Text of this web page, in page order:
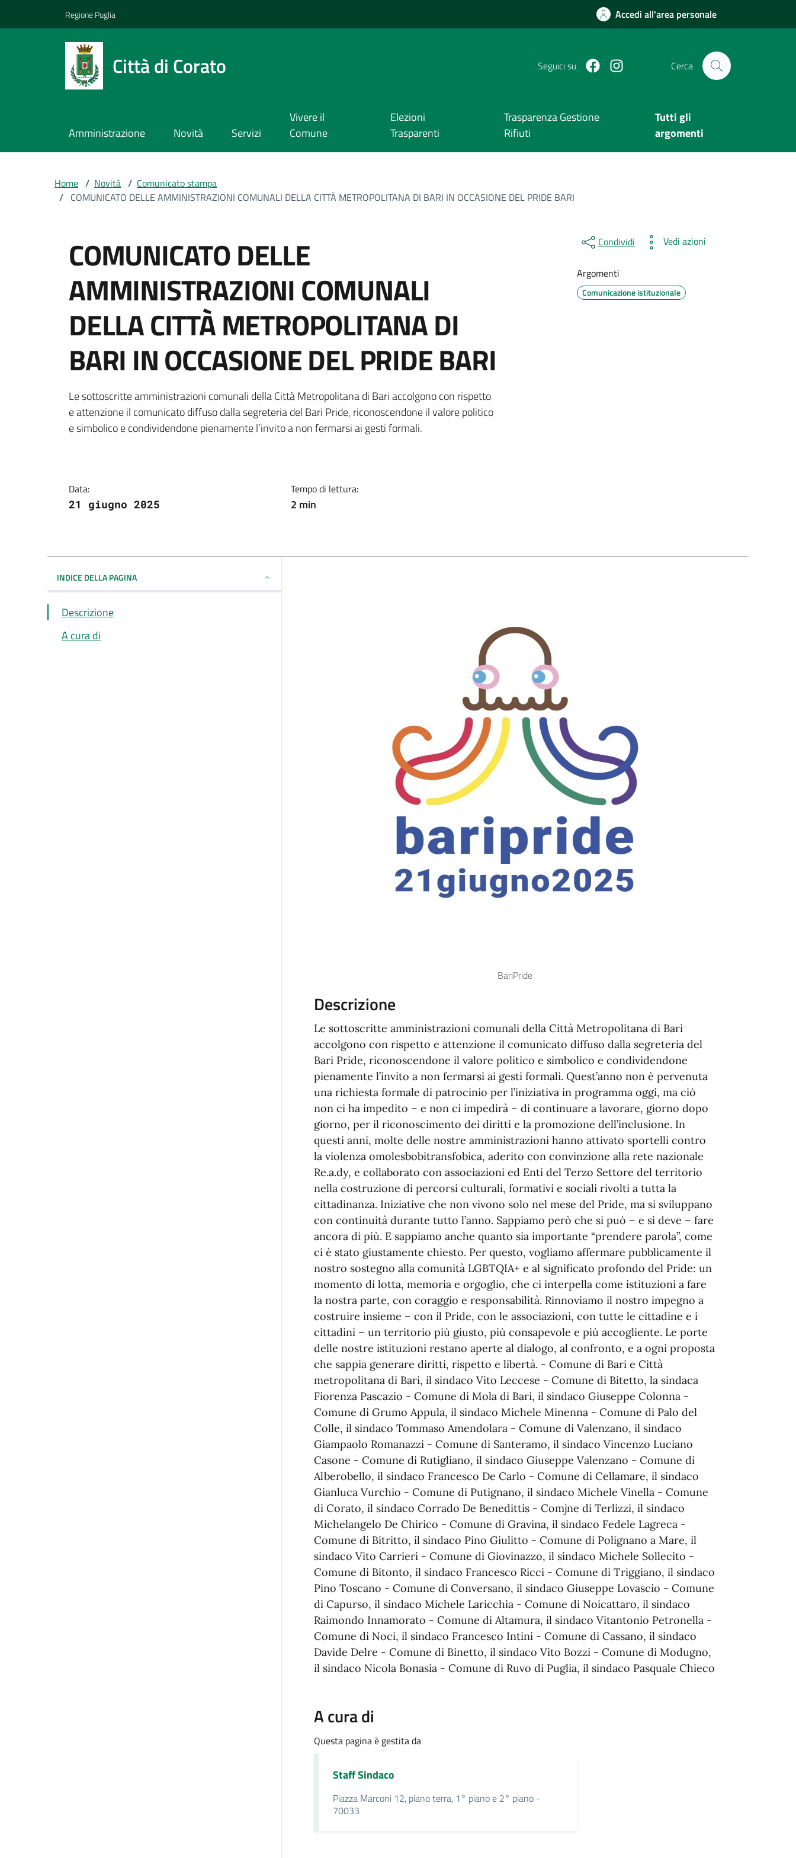
Regione Puglia Accedi all'area personale
Città di Corato Seguici su FacebookInstagram Cerca
Amministrazione Novità Servizi
Vivere il
Comune
Elezioni
Trasparenti
Trasparenza Gestione
Rifiuti
Tutti gli
argomenti
Home / Novità / Comunicato stampa
/ COMUNICATO DELLE AMMINISTRAZIONI COMUNALI DELLA CITTÀ METROPOLITANA DI BARI IN OCCASIONE DEL PRIDE BARI
COMUNICATO DELLE
AMMINISTRAZIONI COMUNALI
DELLA CITTÀ METROPOLITANA DI
BARI IN OCCASIONE DEL PRIDE BARI
Dettagli della notizia
Le sottoscritte amministrazioni comunali della Città Metropolitana di Bari accolgono con rispetto
e attenzione il comunicato diffuso dalla segreteria del Bari Pride, riconoscendone il valore politico
e simbolico e condividendone pienamente l’invito a non fermarsi ai gesti formali.
Data:
21 giugno 2025
Tempo di lettura:
2 min
Condividi Vedi azioni
Argomenti
Comunicazione istituzionale
INDICE DELLA PAGINA
Descrizione
A cura di
BariPride
Descrizione
Le sottoscritte amministrazioni comunali della Città Metropolitana di Bari
accolgono con rispetto e attenzione il comunicato diffuso dalla segreteria del
Bari Pride, riconoscendone il valore politico e simbolico e condividendone
pienamente l’invito a non fermarsi ai gesti formali. Quest’anno non è pervenuta
una richiesta formale di patrocinio per l’iniziativa in programma oggi, ma ciò
non ci ha impedito – e non ci impedirà – di continuare a lavorare, giorno dopo
giorno, per il riconoscimento dei diritti e la promozione dell’inclusione. In
questi anni, molte delle nostre amministrazioni hanno attivato sportelli contro
la violenza omolesbobitransfobica, aderito con convinzione alla rete nazionale
Re.a.dy, e collaborato con associazioni ed Enti del Terzo Settore del territorio
nella costruzione di percorsi culturali, formativi e sociali rivolti a tutta la
cittadinanza. Iniziative che non vivono solo nel mese del Pride, ma si sviluppano
con continuità durante tutto l’anno. Sappiamo però che si può – e si deve – fare
ancora di più. E sappiamo anche quanto sia importante “prendere parola”, come
ci è stato giustamente chiesto. Per questo, vogliamo affermare pubblicamente il
nostro sostegno alla comunità LGBTQIA+ e al significato profondo del Pride: un
momento di lotta, memoria e orgoglio, che ci interpella come istituzioni a fare
la nostra parte, con coraggio e responsabilità. Rinnoviamo il nostro impegno a
costruire insieme – con il Pride, con le associazioni, con tutte le cittadine e i
cittadini – un territorio più giusto, più consapevole e più accogliente. Le porte
delle nostre istituzioni restano aperte al dialogo, al confronto, e a ogni proposta
che sappia generare diritti, rispetto e libertà. - Comune di Bari e Città
metropolitana di Bari, il sindaco Vito Leccese - Comune di Bitetto, la sindaca
Fiorenza Pascazio - ⁠Comune di Mola di Bari, il sindaco Giuseppe Colonna -
Comune di Grumo Appula, il sindaco Michele Minenna - Comune di Palo del
Colle, il sindaco Tommaso Amendolara - Comune di ⁠Valenzano, il sindaco
Giampaolo Romanazzi - Comune di Santeramo, il sindaco Vincenzo Luciano
Casone - Comune di Rutigliano, il sindaco Giuseppe Valenzano - Comune di
Alberobello, il sindaco Francesco De Carlo - Comune di Cellamare, il sindaco
Gianluca Vurchio - Comune di Putignano, il sindaco Michele Vinella - Comune
di Corato, il sindaco Corrado De Benedittis - ⁠Comjne di Terlizzi, il sindaco
Michelangelo De Chirico - ⁠Comune di Gravina, il sindaco Fedele Lagreca -
⁠Comune di Bitritto, il sindaco Pino Giulitto - Comune di Polignano a Mare, il
sindaco Vito Carrieri - Comune di Giovinazzo, il sindaco Michele Sollecito -
⁠Comune di Bitonto, il sindaco Francesco Ricci - Comune di Triggiano, il sindaco
Pino Toscano - Comune di Conversano, il sindaco Giuseppe Lovascio - Comune
di Capurso, il sindaco Michele Laricchia - ⁠Comune di Noicattaro, il sindaco
Raimondo Innamorato - ⁠Comune di Altamura, il sindaco Vitantonio Petronella -
⁠Comune di Noci, il sindaco Francesco Intini - ⁠Comune di Cassano, il sindaco
Davide Delre - ⁠Comune di Binetto, il sindaco Vito Bozzi - ⁠Comune di Modugno,
il sindaco Nicola Bonasia - ⁠Comune di Ruvo di Puglia, il sindaco Pasquale Chieco
A cura di
Questa pagina è gestita da
Staff Sindaco
Piazza Marconi 12, piano terra, 1° piano e 2° piano -
70033